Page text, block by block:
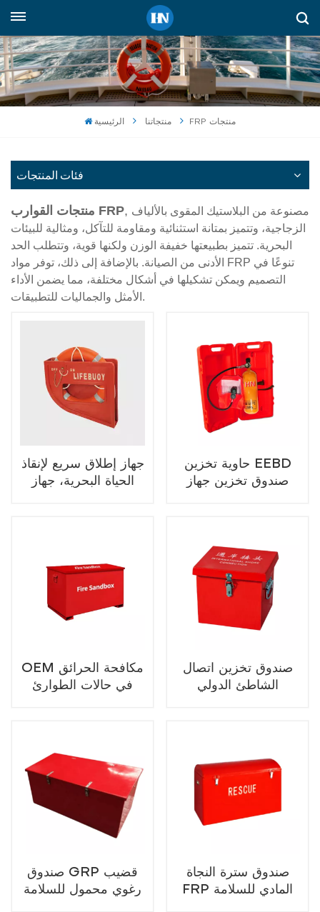
العربية
English
русский
الرئيسية منتجاتنا FRP منتجات
فئات المنتجات
منتجات القوارب FRP, مصنوعة من البلاستيك المقوى بالألياف
الزجاجية، وتتميز بمتانة استثنائية ومقاومة للتآكل، ومثالية للبيئات
البحرية. تتميز بطبيعتها خفيفة الوزن ولكنها قوية، وتتطلب الحد
الأدنى من الصيانة. بالإضافة إلى ذلك، توفر مواد FRP تنوعًا في
التصميم ويمكن تشكيلها في أشكال مختلفة، مما يضمن الأداء
الأمثل والجماليات للتطبيقات.
جهاز إطلاق سريع لإنقاذ
الحياة البحرية، جهاز
حاوية تخزين EEBD
صندوق تخزين جهاز
OEM مكافحة الحرائق
في حالات الطوارئ
السفن الوقاية من
صندوق تخزين اتصال
الشاطئ الدولي
صندوق GRP قضيب
رغوي محمول للسلامة
صندوق سترة النجاة
FRP المادي للسلامة